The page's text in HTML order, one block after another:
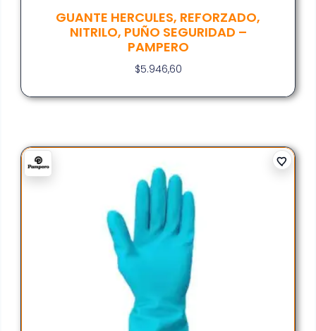
GUANTE HERCULES, REFORZADO,
NITRILO, PUÑO SEGURIDAD –
PAMPERO
$5.946,60